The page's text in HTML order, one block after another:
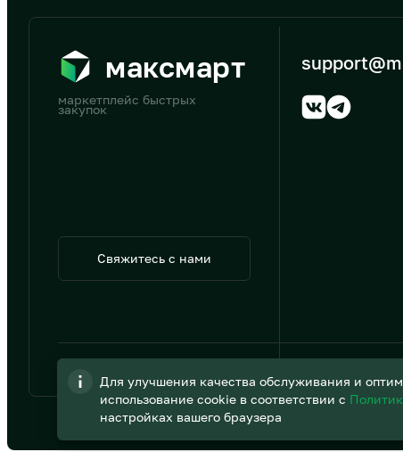
максмарт
маркетплейс быстрых
закупок
Свяжитесь с нами
Для улучшения качества обслуживания и
использование cookie в соответствии с
настройках вашего браузера